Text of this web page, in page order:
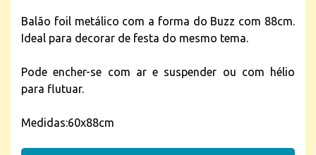
Balão foil metálico com a forma do Buzz com 88cm.
Ideal para decorar de festa do mesmo tema.
Pode encher-se com ar e suspender ou com hélio
para flutuar.
Medidas:60x88cm